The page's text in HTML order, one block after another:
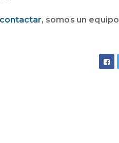
contactar, somos un equipo